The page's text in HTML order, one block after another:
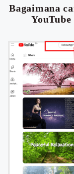
Bagaimana